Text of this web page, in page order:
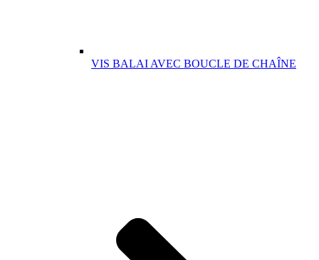
VIS BALAI AVEC BOUCLE DE CHAÎNE